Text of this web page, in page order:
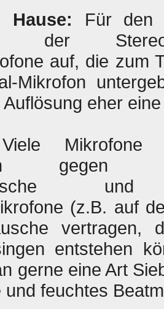
Hause: Für den
der
auf, die zum
Mikrofon
eher
Mikrofone
gegen
und
(z.B. auf
vertragen,
entstehen
gerne eine Art
und feuchtes